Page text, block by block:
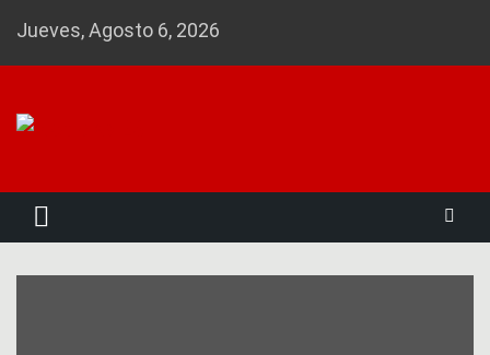
Jueves, Agosto 6, 2026